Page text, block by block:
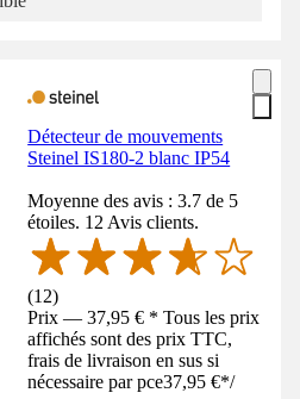
Détecteur de mouvements
Steinel IS180-2 blanc IP54
Moyenne des avis : 3.7 de 5
étoiles. 12 Avis clients.
(12)
Prix — 37,95 € * Tous les prix
affichés sont des prix TTC,
frais de livraison en sus si
nécessaire par pce37,95 €*/